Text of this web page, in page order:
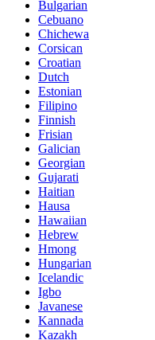
Bulgarian
Cebuano
Chichewa
Corsican
Croatian
Dutch
Estonian
Filipino
Finnish
Frisian
Galician
Georgian
Gujarati
Haitian
Hausa
Hawaiian
Hebrew
Hmong
Hungarian
Icelandic
Igbo
Javanese
Kannada
Kazakh